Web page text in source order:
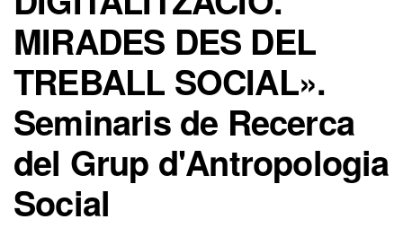
MIRADES DES DEL
TREBALL SOCIAL».
Seminaris de Recerca
del Grup d'Antropologia
Social